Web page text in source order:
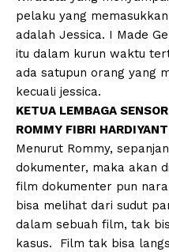
pelaku yang
adalah Jessica. I Made
itu dalam kurun waktu
ada satupun orang yang
kecuali jessica.
KETUA LEMBAGA
ROMMY FIBRI
Menurut Rommy,
dokumenter, maka akan
film dokumenter pun
bisa melihat dari sudut
dalam sebuah film, tak
kasus. Film tak bisa